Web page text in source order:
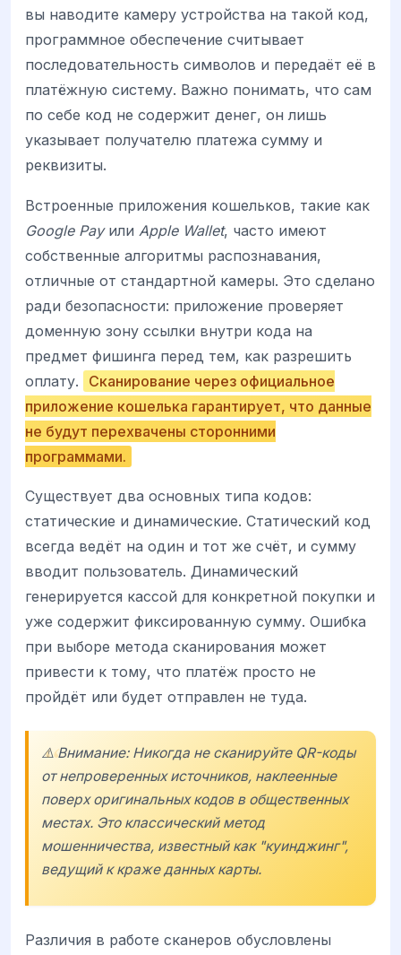
вы наводите камеру устройства на такой код,
программное обеспечение считывает
последовательность символов и передаёт её в
платёжную систему. Важно понимать, что сам
по себе код не содержит денег, он лишь
указывает получателю платежа сумму и
реквизиты.
Встроенные приложения кошельков, такие как
Google Payили Apple Wallet, часто имеют
собственные алгоритмы распознавания,
отличные от стандартной камеры. Это сделано
ради безопасности: приложение проверяет
доменную зону ссылки внутри кода на
предмет фишинга перед тем, как разрешить
оплату.
Сканирование через официальное
приложение кошелька гарантирует, что данные
не будут перехвачены сторонними
программами.
Существует два основных типа кодов:
статические и динамические. Статический код
всегда ведёт на один и тот же счёт, и сумму
вводит пользователь. Динамический
генерируется кассой для конкретной покупки и
уже содержит фиксированную сумму. Ошибка
при выборе метода сканирования может
привести к тому, что платёж просто не
пройдёт или будет отправлен не туда.
⚠️ Внимание: Никогда не сканируйте QR-коды
от непроверенных источников, наклеенные
поверх оригинальных кодов в общественных
местах. Это классический метод
мошенничества, известный как "куинджинг",
ведущий к краже данных карты.
Различия в работе сканеров обусловлены